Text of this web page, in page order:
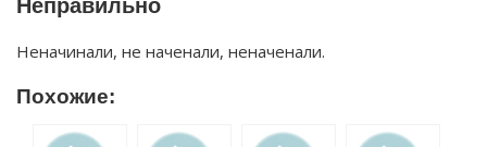
Неправильно
Неначинали, не наченали, неначенали.
Похожие: